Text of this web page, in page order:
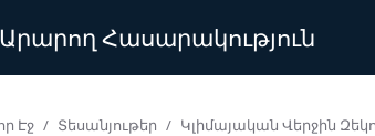
Արարող Հասարակություն
Էջ Տեսանյութեր Կլիմայական Վերջին